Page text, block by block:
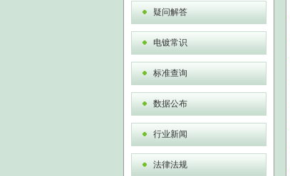
疑问解答
电镀常识
标准查询
数据公布
行业新闻
法律法规